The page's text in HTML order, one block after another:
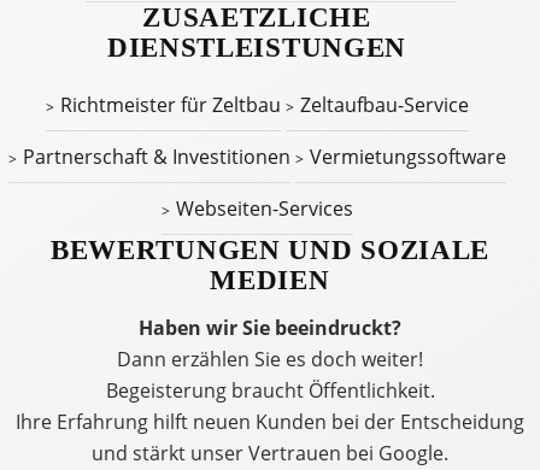
ZUSAETZLICHE
DIENSTLEISTUNGEN
Richtmeister für Zeltbau
Zeltaufbau-Service
Partnerschaft & Investitionen
Vermietungssoftware
Webseiten-Services
BEWERTUNGEN UND SOZIALE
MEDIEN
Haben wir Sie beeindruckt?
Dann erzählen Sie es doch weiter!
Begeisterung braucht Öffentlichkeit.
Ihre Erfahrung hilft neuen Kunden bei der Entscheidung
und stärkt unser Vertrauen bei Google.